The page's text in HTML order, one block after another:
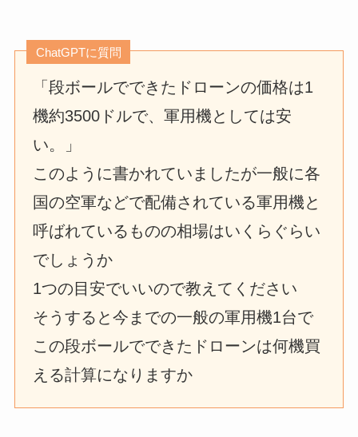
ChatGPTに質問
「段ボールでできたドローンの価格は1
機約3500ドルで、軍用機としては安
い。」
このように書かれていましたが一般に各
国の空軍などで配備されている軍用機と
呼ばれているものの相場はいくらぐらい
でしょうか
1つの目安でいいので教えてください
そうすると今までの一般の軍用機1台で
この段ボールでできたドローンは何機買
える計算になりますか